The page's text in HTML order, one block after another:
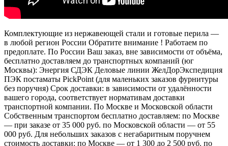
Комплектующие из нержавеющей стали и готовые перила —
в любой регион России Обратите внимание ! Работаем по
предоплате. По России Ваш заказ, вне зависимости от объёма,
бесплатно доставляем до транспортных компаний (юг
Москвы): Энергия СДЭК Деловые линии ЖелДорЭкспедиция
ПЭК постаматы PickPoint (для маленьких заказов фурнитуры
без поручня) Срок доставки: в зависимости от удалённости
вашего города, соответствует нормативам доставки
транспортной компании. По Москве и Московской области
Собственным транспортом бесплатно доставляем: по Москве
— при заказе от 35 000 руб. по Московской области — от 55
000 руб. Для небольших заказов с негабаритным поручнем
стоимость доставки: по Москве — от 1 300 до 2 500 руб. по